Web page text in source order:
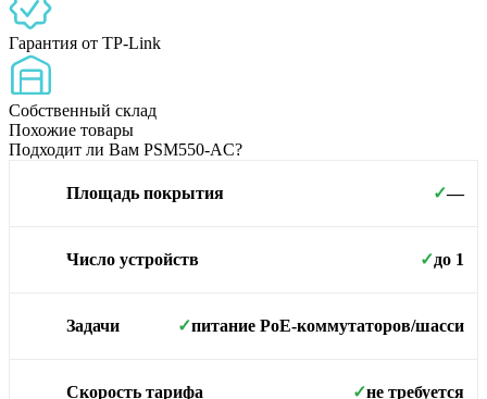
Гарантия от TP-Link
Собственный склад
Похожие товары
Подходит ли Вам PSM550-AC?
Площадь покрытия ✓—
Число устройств ✓до 1
Задачи ✓питание PoE-коммутаторов/шасси
Скорость тарифа ✓не требуется